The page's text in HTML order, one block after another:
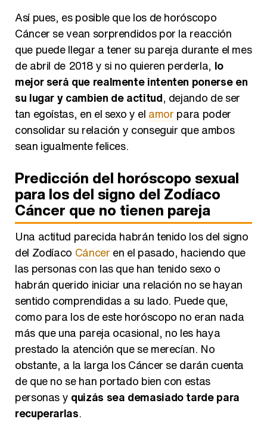
Así pues, es posible que los de horóscopo
Cáncer se vean sorprendidos por la reacción
que puede llegar a tener su pareja durante el mes
de abril de 2018 y si no quieren perderla, lo
mejor será que realmente intenten ponerse en
su lugar y cambien de actitud, dejando de ser
tan egoístas, en el sexo y el amor para poder
consolidar su relación y conseguir que ambos
sean igualmente felices.
Predicción del horóscopo sexual
para los del signo del Zodíaco
Cáncer que no tienen pareja
Una actitud parecida habrán tenido los del signo
del Zodíaco Cáncer en el pasado, haciendo que
las personas con las que han tenido sexo o
habrán querido iniciar una relación no se hayan
sentido comprendidas a su lado. Puede que,
como para los de este horóscopo no eran nada
más que una pareja ocasional, no les haya
prestado la atención que se merecían. No
obstante, a la larga los Cáncer se darán cuenta
de que no se han portado bien con estas
personas y quizás sea demasiado tarde para
recuperarlas.